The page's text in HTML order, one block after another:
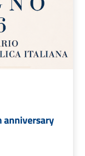
anniversary